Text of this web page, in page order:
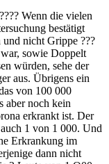
Wenn die vielen
bestätigt
und nicht Grippe ???
sowie Doppelt
würden, sehe der
aus. Übrigens ein
von 100 000
aber noch kein
erkrankt ist. Der
1 von 1 000. Und
Erkrankung im
dann nicht